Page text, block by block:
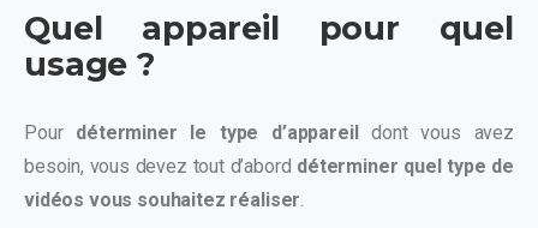
Quel appareil pour quel
usage ?
Pour déterminer le type d’appareildont vous avez
besoin, vous devez tout d’abord déterminer quel type de
vidéos vous souhaitez réaliser.